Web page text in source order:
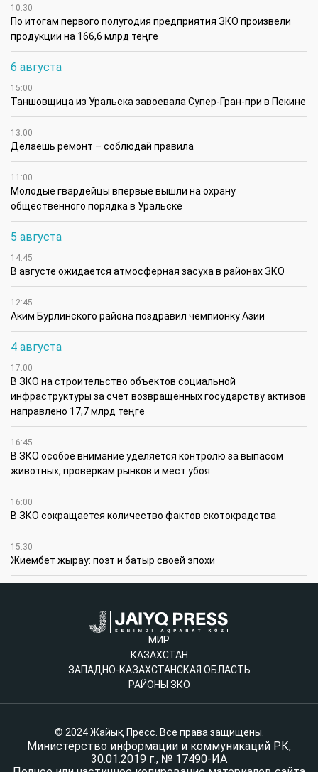
10:30
По итогам первого полугодия предприятия ЗКО произвели
продукции на 166,6 млрд теңге
6 августа
15:00
Таншовщица из Уральска завоевала Супер-Гран-при в Пекине
13:00
Делаешь ремонт – соблюдай правила
11:00
Молодые гвардейцы впервые вышли на охрану
общественного порядка в Уральске
5 августа
14:45
В августе ожидается атмосферная засуха в районах ЗКО
12:45
Аким Бурлинского района поздравил чемпионку Азии
4 августа
17:00
В ЗКО на строительство объектов социальной
инфраструктуры за счет возвращенных государству активов
направлено 17,7 млрд теңге
16:45
В ЗКО особое внимание уделяется контролю за выпасом
животных, проверкам рынков и мест убоя
16:00
В ЗКО сокращается количество фактов скотокрадства
15:30
Жиембет жырау: поэт и батыр своей эпохи
МИР
КАЗАХСТАН
ЗАПАДНО-КАЗАХСТАНСКАЯ ОБЛАСТЬ
РАЙОНЫ ЗКО
© 2024 Жайық Пресс. Все права защищены.
Министерство информации и коммуникаций РК,
30.01.2019 г., № 17490-ИА